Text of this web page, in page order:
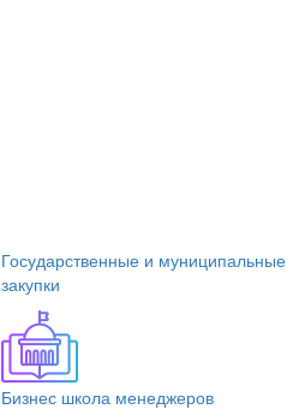
Государственные и муниципальные
закупки
Бизнес школа менеджеров